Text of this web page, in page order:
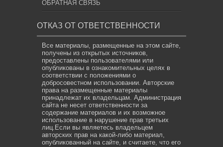
ОБРАТНАЯ СВЯЗЬ
ОТКАЗ ОТ ОТВЕТСТВЕННОСТИ
Все материалы, размещенные на этом сайте,
получены из открытых источников,
предоставлены пользователями или
опубликованы в ознакомительных целях в
соответствии с положениями о
добросовестном использовании. Авторские
права на размещенные материалы
принадлежат их владельцам. Администрация
сайта не несет ответственности за
содержание материалов и их возможное
использование в нарушение прав третьих
лиц.Если вы являетесь владельцем
авторских прав на какой-либо материал,
опубликованный на сайте, и считаете, что его